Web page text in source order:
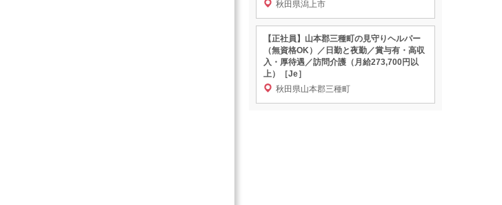
秋田県潟上市
【正社員】山本郡三種町の見守りヘルパー
（無資格OK）／日勤と夜勤／賞与有・高収
入・厚待遇／訪問介護（月給273,700円以
上）［Je］
秋田県山本郡三種町